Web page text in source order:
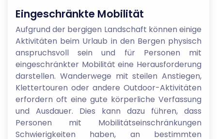
Eingeschränkte Mobilität
Aufgrund der bergigen Landschaft können einige
Aktivitäten beim Urlaub in den Bergen physisch
anspruchsvoll sein und für Personen mit
eingeschränkter Mobilität eine Herausforderung
darstellen. Wanderwege mit steilen Anstiegen,
Klettertouren oder andere Outdoor-Aktivitäten
erfordern oft eine gute körperliche Verfassung
und Ausdauer. Dies kann dazu führen, dass
Personen mit Mobilitätseinschränkungen
Schwierigkeiten haben, an bestimmten